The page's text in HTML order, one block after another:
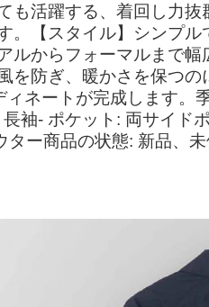
活躍する、着回し力
【スタイル】シンプ
からフォーマルまで
防ぎ、暖かさを保つ
ネートが完成します。
袖- ポケット: 両サイド
ー商品の状態: 新品、